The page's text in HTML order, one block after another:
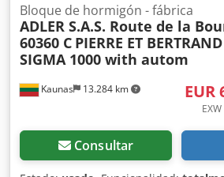
Kaunas 13.284 km
Bloque de hormigón - fábrica
ADLER S.A.S. Route de la
60360 C PIERRE ET BERTRAND
SIGMA 1000 with autom
EUR
Consultar